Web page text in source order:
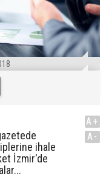
ihale
İzmir'de
A+
A-